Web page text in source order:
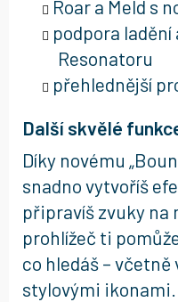
Roar a Meld s
podpora ladění
Resonatoru
přehlednější
Další skvělé
Díky novému
snadno vytvoříš
připravíš zvuky na
prohlížeč ti
co hledáš –
stylovými ikonami.